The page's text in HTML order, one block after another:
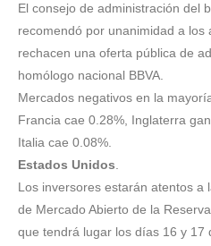
El consejo de administración del
recomendó por unanimidad a los
rechacen una oferta pública de
homólogo nacional BBVA.
Mercados negativos en la
Francia cae 0.28%, Inglaterra
Italia cae 0.08%.
Estados Unidos
Los inversores estarán atentos a
de Mercado Abierto de la
que tendrá lugar los días 16 y 17